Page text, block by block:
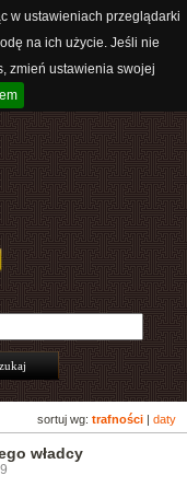
w ustawieniach przeglądarki
na ich użycie. Jeśli nie
zmień ustawienia swojej
sortuj wg: trafności daty
władcy